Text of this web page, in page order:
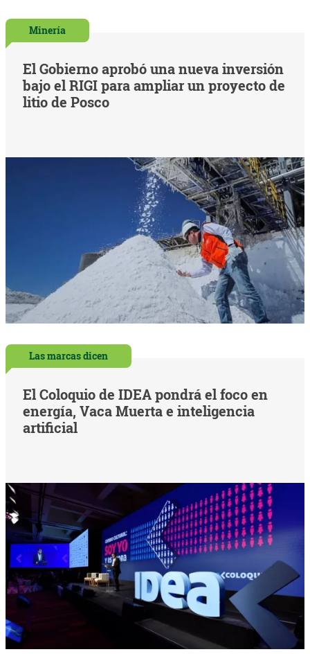
Minería
El Gobierno aprobó una nueva inversión
bajo el RIGI para ampliar un proyecto de
litio de Posco
Las marcas dicen
El Coloquio de IDEA pondrá el foco en
energía, Vaca Muerta e inteligencia
artificial